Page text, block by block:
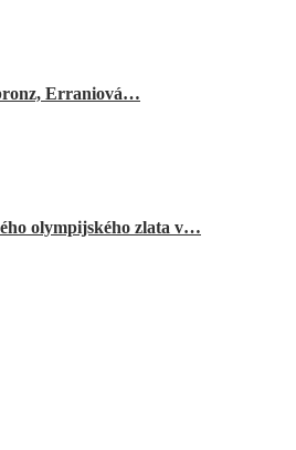
Erraniová…
olympijského zlata v…